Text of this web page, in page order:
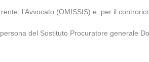
l’Avvocato (OMISSIS) e, per il
del Sostituto Procuratore generale